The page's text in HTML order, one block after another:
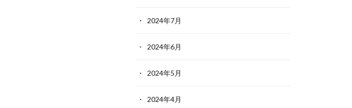
2024年7月
2024年6月
2024年5月
2024年4月